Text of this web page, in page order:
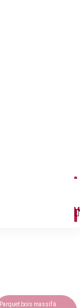
Parquet bois massif à